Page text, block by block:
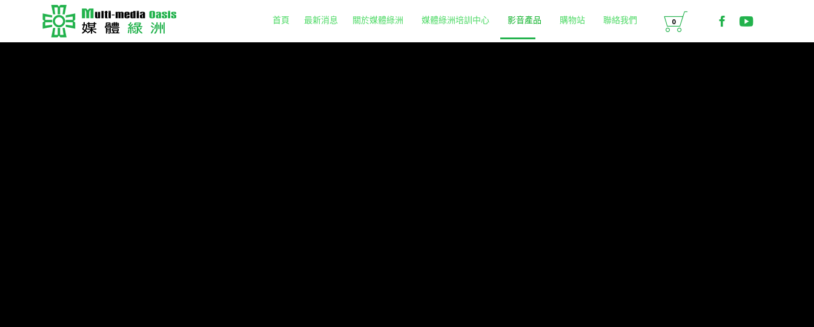
content
首頁 最新消息 關於媒體綠洲 媒體綠洲培訓中心 影音產品 購物站 聯絡我們 
0 歡迎來到 MMO 媒體
媒體綠洲MMO